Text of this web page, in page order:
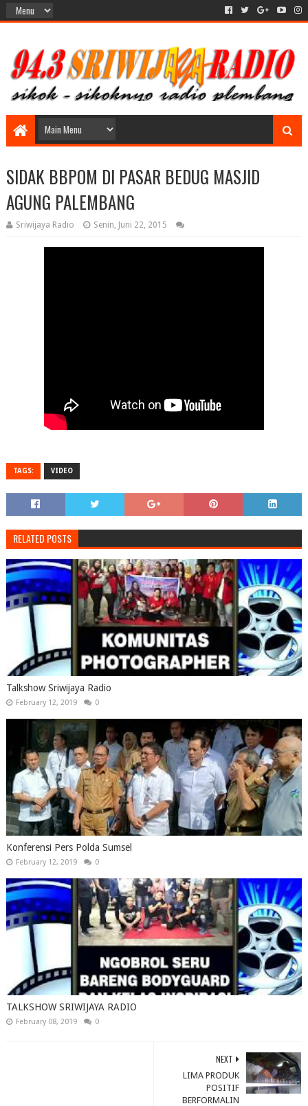
SIDAK BBPOM DI PASAR BEDUG MASJID
AGUNG PALEMBANG
Sriwijaya Radio Senin, Juni 22, 2015
TAGS: VIDEO
RELATED POSTS
Talkshow Sriwijaya Radio
February 12, 2019 0
Konferensi Pers Polda Sumsel
February 12, 2019 0
TALKSHOW SRIWIJAYA RADIO
February 08, 2019 0
NEXT
LIMA PRODUK
POSITIF
BERFORMALIN